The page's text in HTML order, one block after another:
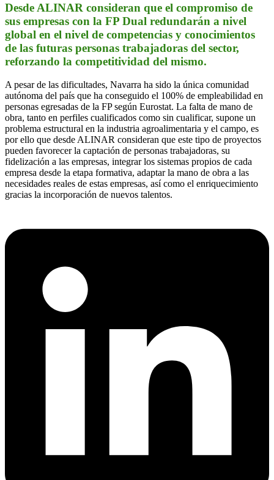
Desde ALINAR consideran que el compromiso de
sus empresas con la FP Dual redundarán a nivel
global en el nivel de competencias y conocimientos
de las futuras personas trabajadoras del sector,
reforzando la competitividad del mismo.
A pesar de las dificultades, Navarra ha sido la única comunidad
autónoma del país que ha conseguido el 100% de empleabilidad en
personas egresadas de la FP según Eurostat. La falta de mano de
obra, tanto en perfiles cualificados como sin cualificar, supone un
problema estructural en la industria agroalimentaria y el campo, es
por ello que desde ALINAR consideran que este tipo de proyectos
pueden favorecer la captación de personas trabajadoras, su
fidelización a las empresas, integrar los sistemas propios de cada
empresa desde la etapa formativa, adaptar la mano de obra a las
necesidades reales de estas empresas, así como el enriquecimiento
gracias la incorporación de nuevos talentos.